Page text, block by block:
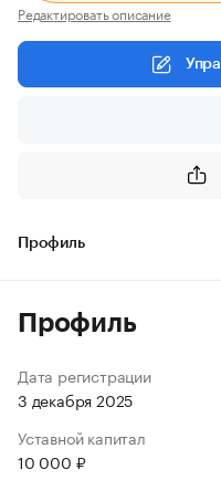
Редактировать описание
Профиль
Профиль
Дата регистрации
3 декабря 2025
Уставной капитал
10 000 ₽